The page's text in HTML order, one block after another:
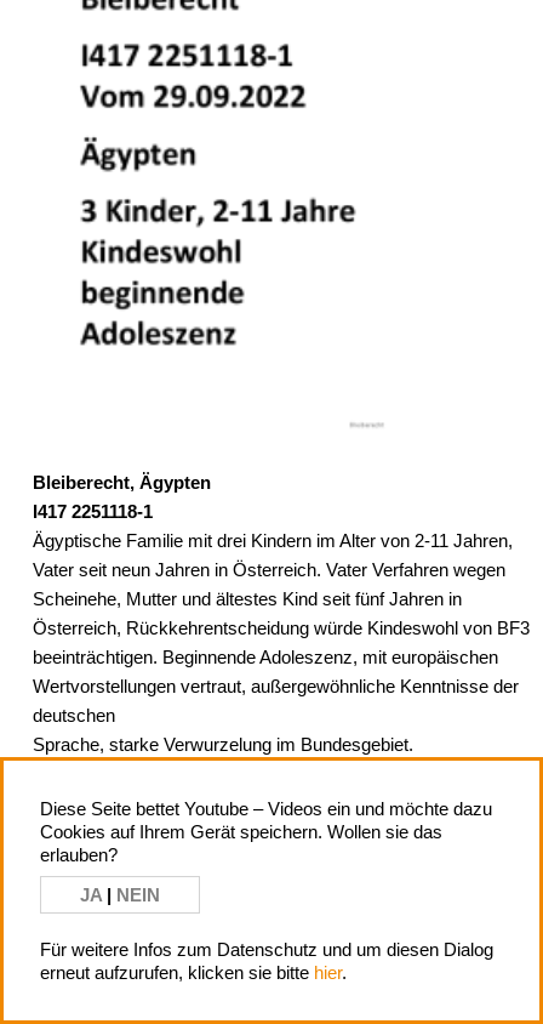
Bleiberecht, Ägypten
I417 2251118-1
Ägyptische Familie mit drei Kindern im Alter von 2-11 Jahren,
Vater seit neun Jahren in Österreich. Vater Verfahren wegen
Scheinehe, Mutter und ältestes Kind seit fünf Jahren in
Österreich, Rückkehrentscheidung würde Kindeswohl von BF3
beeinträchtigen. Beginnende Adoleszenz, mit europäischen
Wertvorstellungen vertraut, außergewöhnliche Kenntnisse der
deutschen
Sprache, starke Verwurzelung im Bundesgebiet.
Diese Seite bettet Youtube – Videos ein und möchte dazu
Cookies auf Ihrem Gerät speichern. Wollen sie das
erlauben?
JA | NEIN
Für weitere Infos zum Datenschutz und um diesen Dialog
erneut aufzurufen, klicken sie bitte hier.